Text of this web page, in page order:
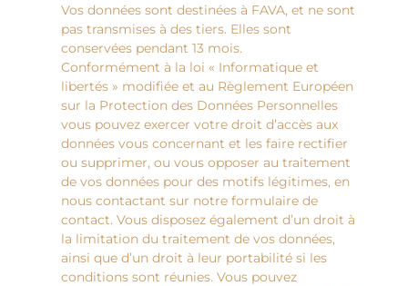
Vos données sont destinées à FAVA, et ne sont
pas transmises à des tiers. Elles sont
conservées pendant 13 mois.
Conformément à la loi « Informatique et
libertés » modifiée et au Règlement Européen
sur la Protection des Données Personnelles
vous pouvez exercer votre droit d’accès aux
données vous concernant et les faire rectifier
ou supprimer, ou vous opposer au traitement
de vos données pour des motifs légitimes, en
nous contactant sur notre formulaire de
contact. Vous disposez également d’un droit à
la limitation du traitement de vos données,
ainsi que d’un droit à leur portabilité si les
conditions sont réunies. Vous pouvez